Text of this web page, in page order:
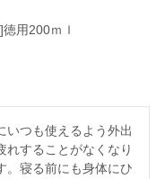
用200ｍｌ
いつも使えるよう外出
れすることがなくなり
。寝る前にも身体にひ